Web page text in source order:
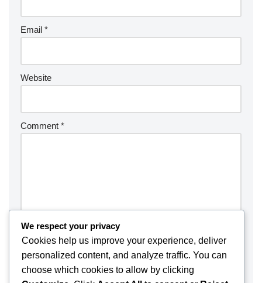
Email *
Website
Comment *
We respect your privacy
Cookies help us improve your experience, deliver
personalized content, and analyze traffic. You can
choose which cookies to allow by clicking